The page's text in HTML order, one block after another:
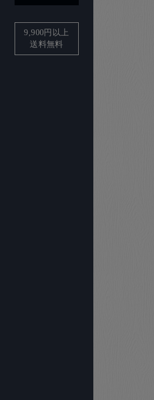
9,900円以上
送料無料